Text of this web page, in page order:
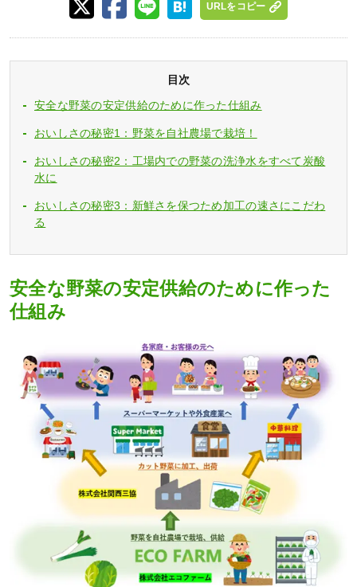
URLをコピー
目次
安全な野菜の安定供給のために作った仕組み
おいしさの秘密1：野菜を自社農場で栽培！
おいしさの秘密2：工場内での野菜の洗浄水をすべて炭酸
水に
おいしさの秘密3：新鮮さを保つため加工の速さにこだわ
る
安全な野菜の安定供給のために作った
仕組み